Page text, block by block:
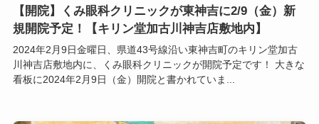
【開院】くみ眼科クリニックが東神吉に2/9（金）新
規開院予定！【キリン堂加古川神吉店敷地内】
2024年2月9日金曜日、県道43号線沿い東神吉町のキリン堂加古
川神吉店敷地内に、くみ眼科クリニックが開院予定です！ 大きな
看板に2024年2月9日（金）開院と書かれていま...